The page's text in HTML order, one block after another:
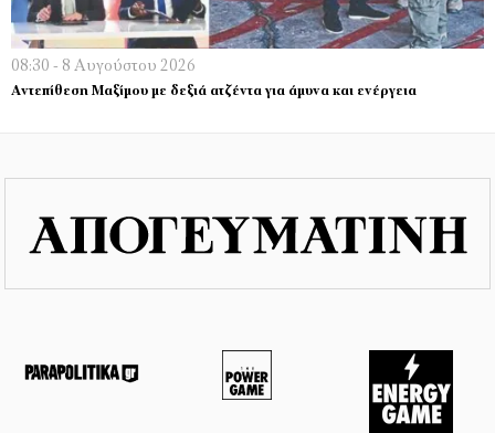
08:30 - 8 Αυγούστου 2026
Αντεπίθεση Μαξίμου με δεξιά ατζέντα για άμυνα και ενέργεια